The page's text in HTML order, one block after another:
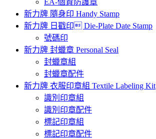
EA-個資防護章
新力牌 隨身印 Handy Stamp
新力牌 日戳印 Die-Plate Date Stamp
號碼印
新力牌 封蠟章 Personal Seal
封蠟章組
封蠟章配件
新力牌 衣服印章組 Textile Labeling Kit
識別印章組
識別印章配件
標記印章組
標記印章配件